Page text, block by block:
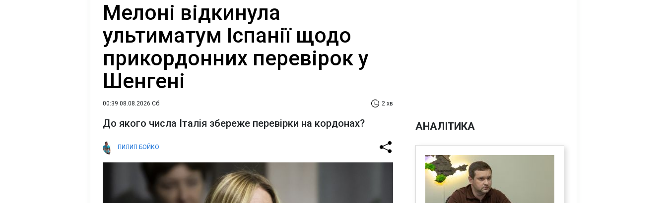
Мелоні відкинула
ультиматум Іспанії щодо
прикордонних перевірок у
Шенгені
00:39 08.08.2026 Сб 2 хв
До якого числа Італія збереже перевірки на кордонах?
ПИЛИП БОЙКО
АНАЛІТИКА